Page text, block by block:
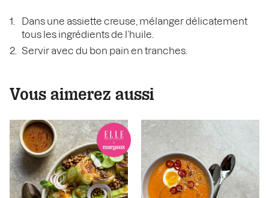
Dans une assiette creuse, mélanger délicatement
tous les ingrédients de l’huile.
Servir avec du bon pain en tranches.
Vous aimerez aussi